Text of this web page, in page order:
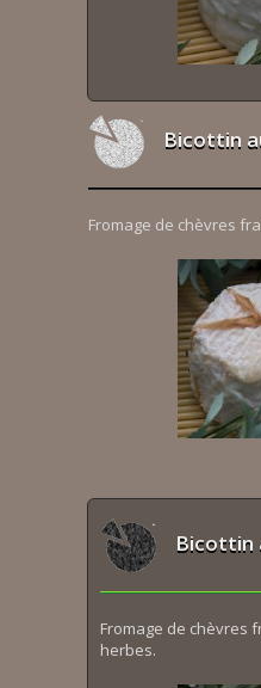
Bicottin
Fromage de chèvres
Bicottin
Fromage de chèvres
herbes.